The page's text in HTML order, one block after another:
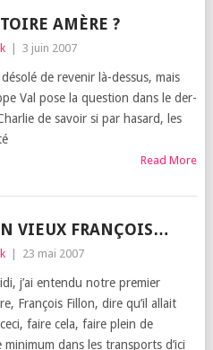
AMÈRE ?
3 juin 2007
de reve­nir là-des­sus, mais
Val pose la ques­tion dans le der­
de savoir si par hasard, les
Read More
VIEUX FRANÇOIS…
23 mai 2007
j’ai enten­du notre pre­mier
Fran­çois Fillon, dire qu’il allait
faire cela, faire plein de
dans les trans­ports d’i­ci